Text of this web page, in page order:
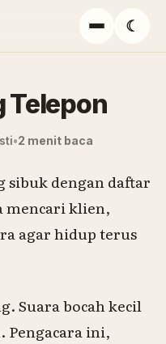
Menu
☾
Telepon
2 menit baca
sibuk dengan daftar
mencari klien,
agar hidup terus
Suara bocah kecil
Pengacara ini,